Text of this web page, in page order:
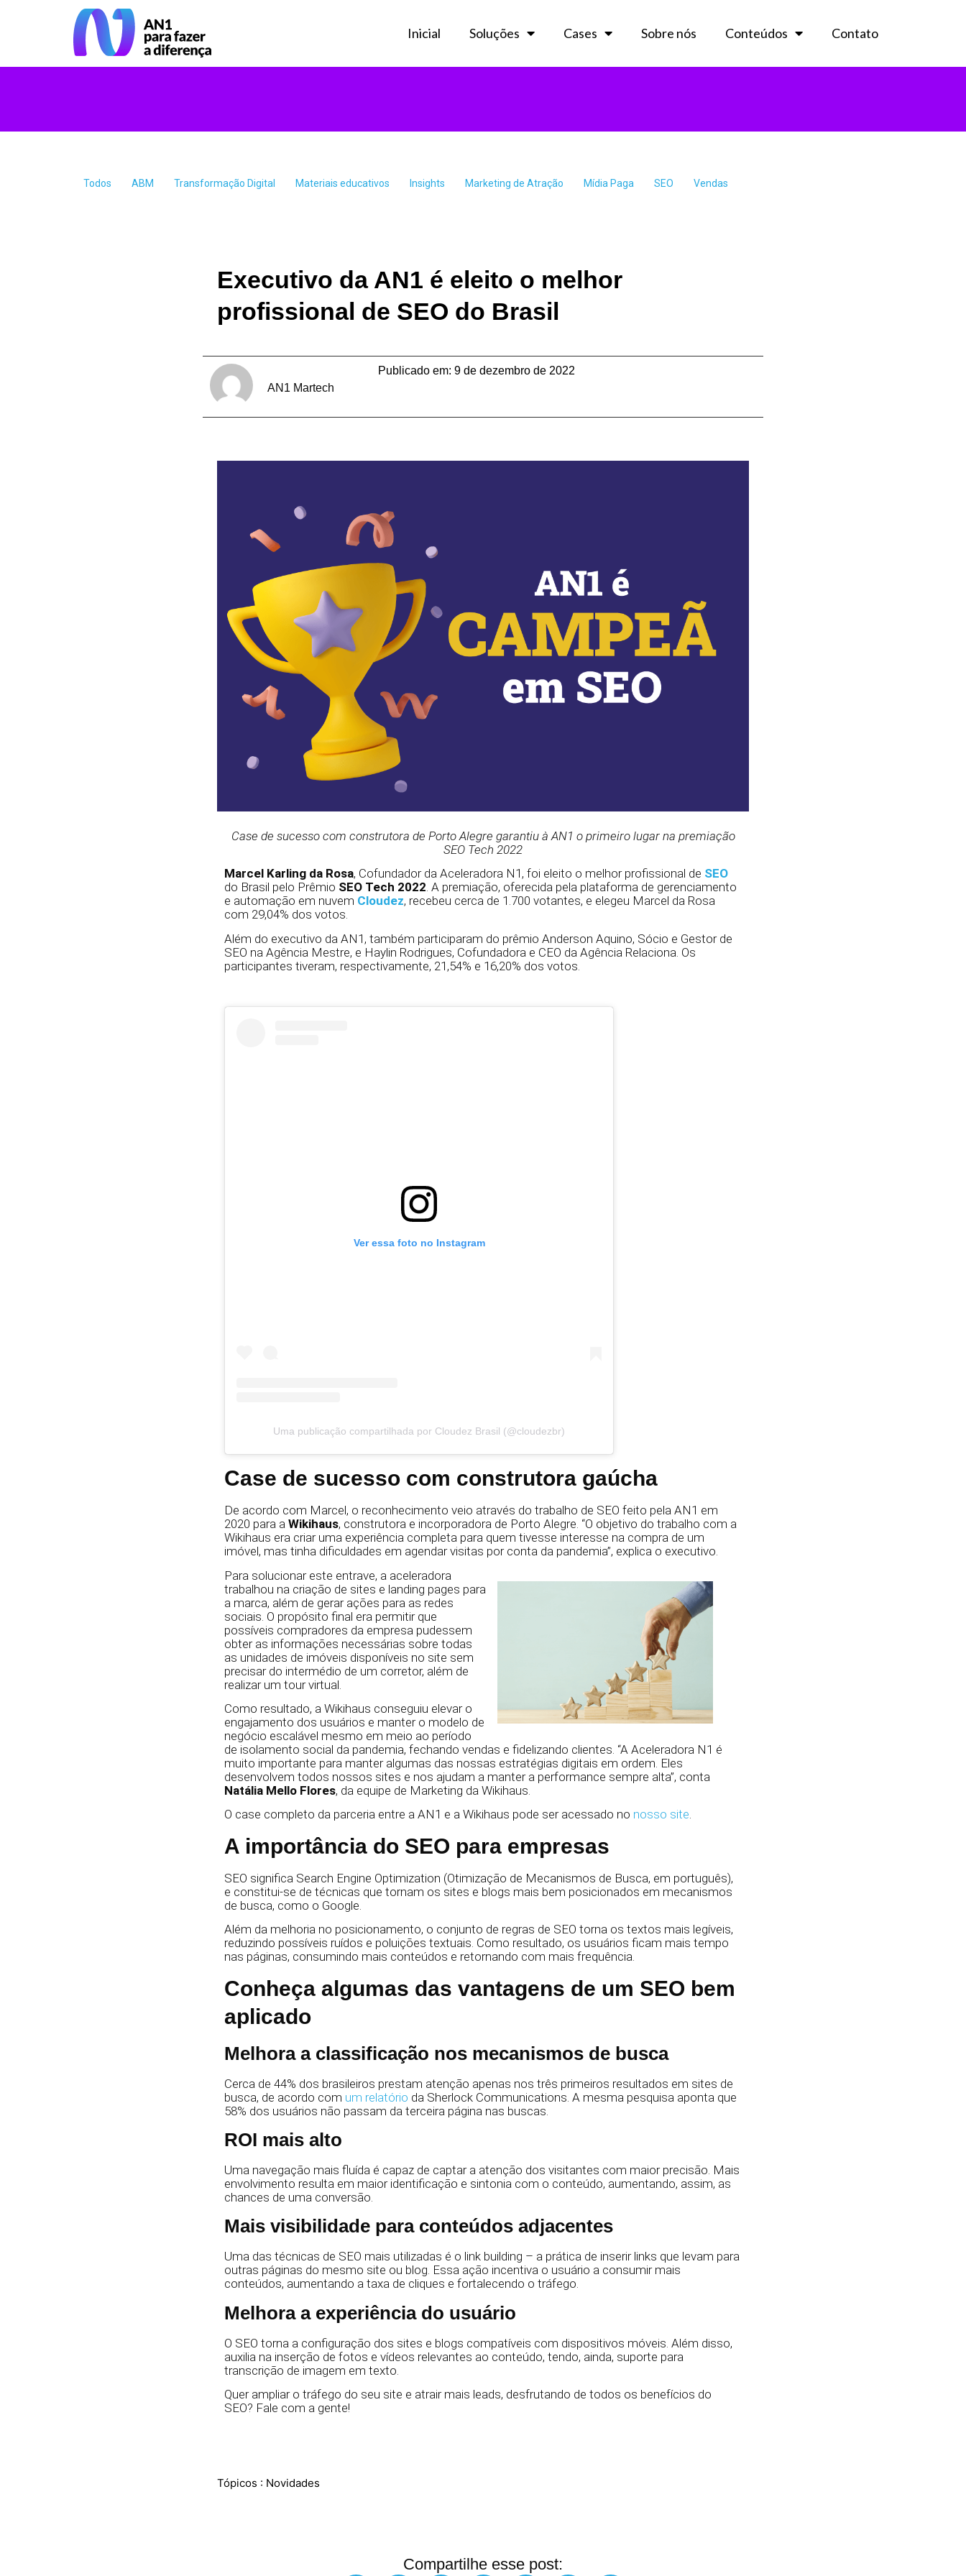
Inicial Soluções Cases Sobre nós Conteúdos Contato
Todos ABM Transformação Digital Materiais educativos Insights Marketing de Atração Mídia Paga SEO Vendas
Executivo da AN1 é eleito o melhor
profissional de SEO do Brasil
AN1 Martech
Publicado em: 9 de dezembro de 2022
Case de sucesso com construtora de Porto Alegre garantiu à AN1 o primeiro lugar na premiação
SEO Tech 2022
Marcel Karling da Rosa, Cofundador da Aceleradora N1, foi eleito o melhor profissional de SEO
do Brasil pelo Prêmio SEO Tech 2022. A premiação, oferecida pela plataforma de gerenciamento
e automação em nuvem Cloudez, recebeu cerca de 1.700 votantes, e elegeu Marcel da Rosa
com 29,04% dos votos.
Além do executivo da AN1, também participaram do prêmio Anderson Aquino, Sócio e Gestor de
SEO na Agência Mestre, e Haylin Rodrigues, Cofundadora e CEO da Agência Relaciona. Os
participantes tiveram, respectivamente, 21,54% e 16,20% dos votos.
Ver essa foto no Instagram
Uma publicação compartilhada por Cloudez Brasil (@cloudezbr)
Case de sucesso com construtora gaúcha
De acordo com Marcel, o reconhecimento veio através do trabalho de SEO feito pela AN1 em
2020 para a Wikihaus, construtora e incorporadora de Porto Alegre. “O objetivo do trabalho com a
Wikihaus era criar uma experiência completa para quem tivesse interesse na compra de um
imóvel, mas tinha dificuldades em agendar visitas por conta da pandemia”, explica o executivo.
Para solucionar este entrave, a aceleradora
trabalhou na criação de sites e landing pages para
a marca, além de gerar ações para as redes
sociais. O propósito final era permitir que
possíveis compradores da empresa pudessem
obter as informações necessárias sobre todas
as unidades de imóveis disponíveis no site sem
precisar do intermédio de um corretor, além de
realizar um tour virtual.
Como resultado, a Wikihaus conseguiu elevar o
engajamento dos usuários e manter o modelo de
negócio escalável mesmo em meio ao período
de isolamento social da pandemia, fechando vendas e fidelizando clientes. “A Aceleradora N1 é
muito importante para manter algumas das nossas estratégias digitais em ordem. Eles
desenvolvem todos nossos sites e nos ajudam a manter a performance sempre alta”, conta
Natália Mello Flores, da equipe de Marketing da Wikihaus.
O case completo da parceria entre a AN1 e a Wikihaus pode ser acessado no nosso site.
A importância do SEO para empresas
SEO significa Search Engine Optimization (Otimização de Mecanismos de Busca, em português),
e constitui-se de técnicas que tornam os sites e blogs mais bem posicionados em mecanismos
de busca, como o Google.
Além da melhoria no posicionamento, o conjunto de regras de SEO torna os textos mais legíveis,
reduzindo possíveis ruídos e poluições textuais. Como resultado, os usuários ficam mais tempo
nas páginas, consumindo mais conteúdos e retornando com mais frequência.
Conheça algumas das vantagens de um SEO bem
aplicado
Melhora a classificação nos mecanismos de busca
Cerca de 44% dos brasileiros prestam atenção apenas nos três primeiros resultados em sites de
busca, de acordo com um relatório da Sherlock Communications. A mesma pesquisa aponta que
58% dos usuários não passam da terceira página nas buscas.
ROI mais alto
Uma navegação mais fluída é capaz de captar a atenção dos visitantes com maior precisão. Mais
envolvimento resulta em maior identificação e sintonia com o conteúdo, aumentando, assim, as
chances de uma conversão.
Mais visibilidade para conteúdos adjacentes
Uma das técnicas de SEO mais utilizadas é o link building – a prática de inserir links que levam para
outras páginas do mesmo site ou blog. Essa ação incentiva o usuário a consumir mais
conteúdos, aumentando a taxa de cliques e fortalecendo o tráfego.
Melhora a experiência do usuário
O SEO torna a configuração dos sites e blogs compatíveis com dispositivos móveis. Além disso,
auxilia na inserção de fotos e vídeos relevantes ao conteúdo, tendo, ainda, suporte para
transcrição de imagem em texto.
Quer ampliar o tráfego do seu site e atrair mais leads, desfrutando de todos os benefícios do
SEO? Fale com a gente!
Tópicos : Novidades
Compartilhe esse post: